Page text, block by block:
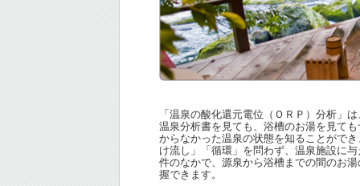
「温泉の酸化還元電位（ＯＲＰ）分析」
温泉分析書を見ても、浴槽のお湯を見て
からなかった温泉の状態を知ることがで
け流し」「循環」を問わず、温泉施設に
件のなかで、源泉から浴槽までの間のお
握できます。